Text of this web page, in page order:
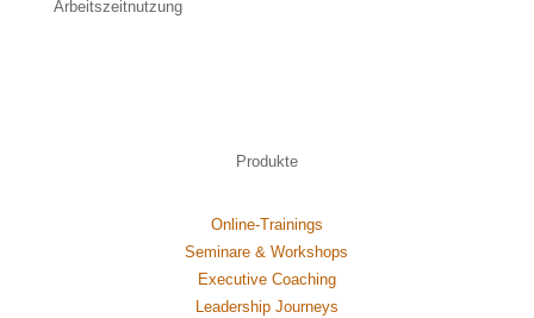
Arbeitszeitnutzung
Produkte
Online-Trainings
Seminare & Workshops
Executive Coaching
Leadership Journeys